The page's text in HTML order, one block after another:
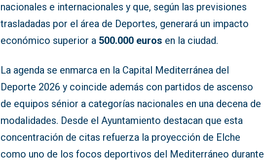
nacionales e internacionales y que, según las previsiones
trasladadas por el área de Deportes, generará un impacto
económico superior a 500.000 euros en la ciudad.
La agenda se enmarca en la Capital Mediterránea del
Deporte 2026 y coincide además con partidos de ascenso
de equipos sénior a categorías nacionales en una decena de
modalidades. Desde el Ayuntamiento destacan que esta
concentración de citas refuerza la proyección de Elche
como uno de los focos deportivos del Mediterráneo durante